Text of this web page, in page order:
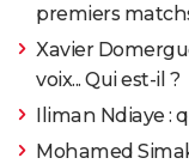
premiers
Xavier
voix... Qui est-il ?
Iliman Ndiaye :
Mohamed